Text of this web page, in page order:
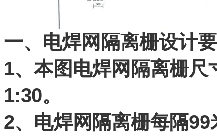
一、电焊网隔离栅设计
1、本图电焊网隔离栅
1:30。
2、电焊网隔离栅每隔